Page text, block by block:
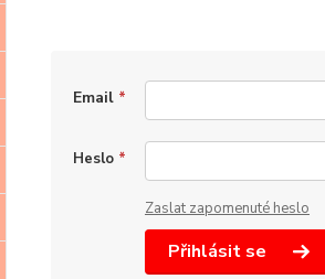
Email *
Heslo *
Zaslat zapomenuté heslo
Přihlásit se